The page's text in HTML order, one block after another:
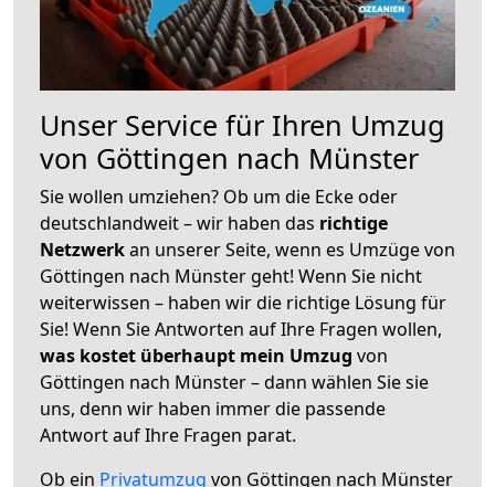
Unser Service für Ihren Umzug
von Göttingen nach Münster
Sie wollen umziehen? Ob um die Ecke oder
deutschlandweit – wir haben das richtige
Netzwerkan unserer Seite, wenn es Umzüge von
Göttingen nach Münster geht! Wenn Sie nicht
weiterwissen – haben wir die richtige Lösung für
Sie! Wenn Sie Antworten auf Ihre Fragen wollen,
was kostet überhaupt mein Umzug von
Göttingen nach Münster – dann wählen Sie sie
uns, denn wir haben immer die passende
Antwort auf Ihre Fragen parat.
Ob ein Privatumzug von Göttingen nach Münster